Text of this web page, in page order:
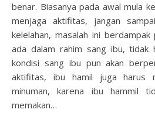
benar. Biasanya pada awal mula
menjaga aktifitas, jangan
kelelahan, masalah ini
ada dalam rahim sang ibu, tidak
kondisi sang ibu pun akan
aktifitas, ibu hamil juga harus
minuman, karena ibu hammil
memakan…